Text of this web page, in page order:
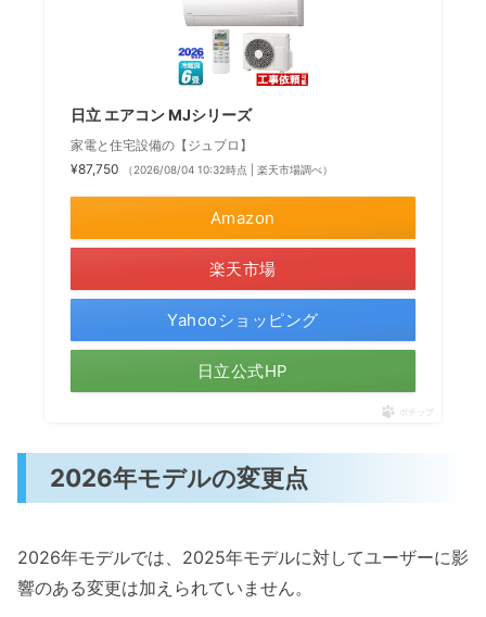
日立 エアコン MJシリーズ
家電と住宅設備の【ジュプロ】
¥87,750
（2026/08/04 10:32時点 | 楽天市場調べ）
Amazon
楽天市場
Yahooショッピング
日立公式HP
ポチップ
2026年モデルの変更点
2026年モデルでは、2025年モデルに対してユーザーに影
響のある変更は加えられていません。